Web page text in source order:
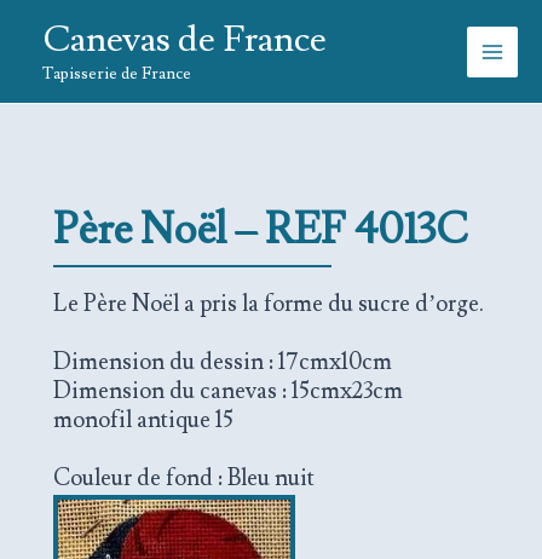
contenu
Canevas de France
Tapisserie de France
Père Noël – REF 4013C
Le Père Noël a pris la forme du sucre d’orge.
Dimension du dessin : 17cmx10cm
Dimension du canevas : 15cmx23cm
monofil antique 15
Couleur de fond : Bleu nuit